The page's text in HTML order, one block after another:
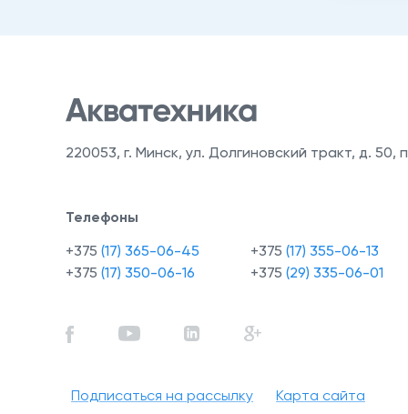
220053, г. Минск, ул. Долгиновский тракт, д. 50,
Телефоны
+375 (17) 365-06-45
+375 (17) 350-06-16
+375 (17) 355-06-13
+375 (29) 335-06-01
Подписаться на рассылку Карта сайта